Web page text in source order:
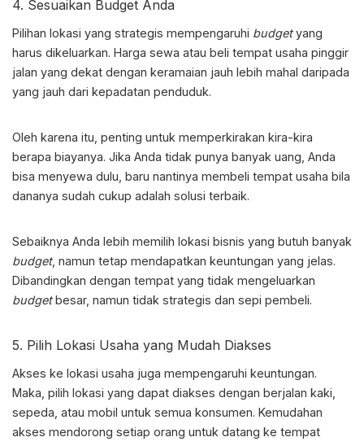
4. Sesuaikan Budget Anda
Pilihan lokasi yang strategis mempengaruhi budgetyang
harus dikeluarkan. Harga sewa atau beli tempat usaha pinggir
jalan yang dekat dengan keramaian jauh lebih mahal daripada
yang jauh dari kepadatan penduduk.
Oleh karena itu, penting untuk memperkirakan kira-kira
berapa biayanya. Jika Anda tidak punya banyak uang, Anda
bisa menyewa dulu, baru nantinya membeli tempat usaha bila
dananya sudah cukup adalah solusi terbaik.
Sebaiknya Anda lebih memilih lokasi bisnis yang butuh banyak
budget, namun tetap mendapatkan keuntungan yang jelas.
Dibandingkan dengan tempat yang tidak mengeluarkan
budgetbesar, namun tidak strategis dan sepi pembeli.
5. Pilih Lokasi Usaha yang Mudah Diakses
Akses ke lokasi usaha juga mempengaruhi keuntungan.
Maka, pilih lokasi yang dapat diakses dengan berjalan kaki,
sepeda, atau mobil untuk semua konsumen. Kemudahan
akses mendorong setiap orang untuk datang ke tempat